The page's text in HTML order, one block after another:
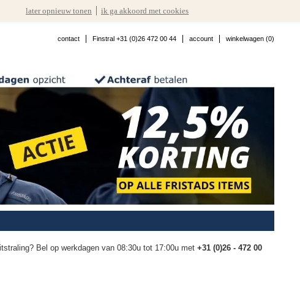
contact Finstral +31 (0)26 472 00 44 account winkelwagen (0)
Bel op werkdagen van 08:30u tot 17:00u met +31 (0)26 - 472 00
later opnieuw tonen ik ga akkoord met cookies